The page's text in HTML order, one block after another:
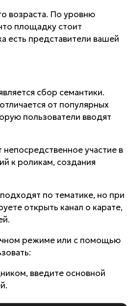
возраста. По уровню
площадку стоит
есть представители вашей
сбор семантики.
от популярных
пользователи вводят
участие в
к роликам, создания
по тематике, но при
открыть канал о карате,
режиме или с помощью
введите основной